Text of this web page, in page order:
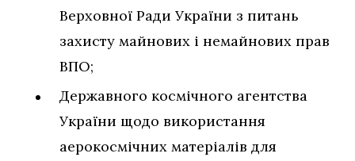
Верховної Ради України з питань
захисту майнових і немайнових прав
ВПО;
Державного космічного агентства
України щодо використання
аерокосмічних матеріалів для